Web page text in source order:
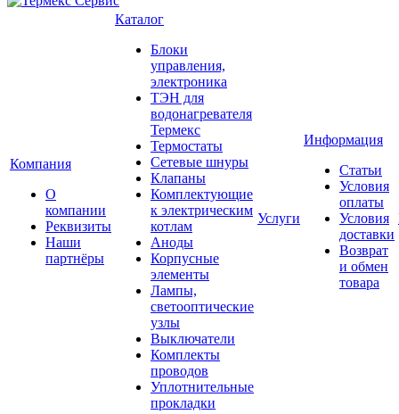
Компания
О
компании
Реквизиты
Наши
партнёры
Каталог
Блоки
управления,
электроника
ТЭН для
водонагревателя
Термекс
Термостаты
Сетевые шнуры
Клапаны
Комплектующие
к электрическим
котлам
Аноды
Корпусные
элементы
Лампы,
светооптические
узлы
Выключатели
Комплекты
проводов
Уплотнительные
прокладки
Услуги
Информация
Статьи
Условия
оплаты
Условия
доставки
Возврат
и обмен
товара